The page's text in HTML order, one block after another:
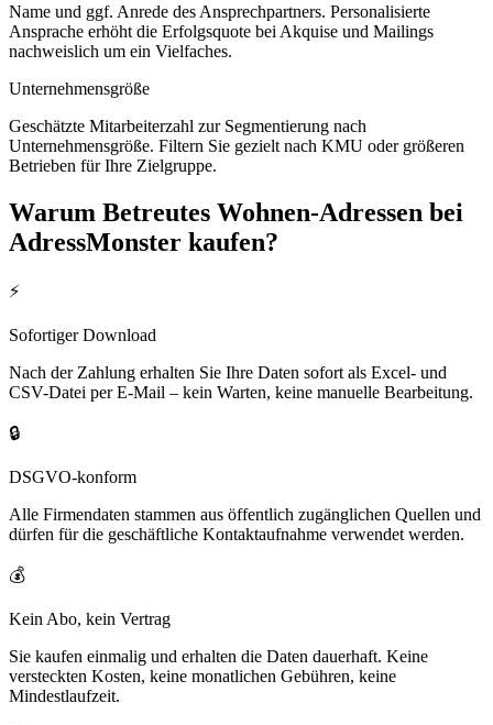
Name und ggf. Anrede des Ansprechpartners. Personalisierte
Ansprache erhöht die Erfolgsquote bei Akquise und Mailings
nachweislich um ein Vielfaches.
Unternehmensgröße
Geschätzte Mitarbeiterzahl zur Segmentierung nach
Unternehmensgröße. Filtern Sie gezielt nach KMU oder größeren
Betrieben für Ihre Zielgruppe.
Warum Betreutes Wohnen-Adressen bei
AdressMonster kaufen?
⚡
Sofortiger Download
Nach der Zahlung erhalten Sie Ihre Daten sofort als Excel- und
CSV-Datei per E-Mail – kein Warten, keine manuelle Bearbeitung.
🔒
DSGVO-konform
Alle Firmendaten stammen aus öffentlich zugänglichen Quellen und
dürfen für die geschäftliche Kontaktaufnahme verwendet werden.
💰
Kein Abo, kein Vertrag
Sie kaufen einmalig und erhalten die Daten dauerhaft. Keine
versteckten Kosten, keine monatlichen Gebühren, keine
Mindestlaufzeit.